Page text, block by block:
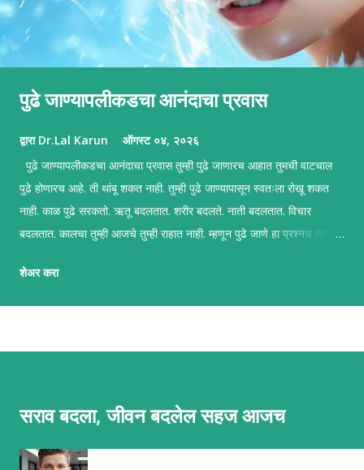
पुढे जाण्यापलीकडचा आनंदाचा प्रवास
द्वारा Dr.Lal Karun ऑगस्ट ०४, २०२६
पुढे जाण्यापलीकडचा आनंदाचा प्रवास तुम्ही पुढे जाणारच आहात तुमची वाटचाल
पुढे होणारच आहे. ती थांबू शकत नाही. तुम्ही पुढे जाण्यापासून स्वतःला रोखू शकत
नाही. काळ पुढे सरकतो. ऋतू बदलतात. शरीर बदलते. नाती बदलतात. विचार
बदलतात. कालचा तुम्ही आजचे तुम्ही राहात नाही. म्हणून पुढे जाणे हा प्रश्नच नाही.
जण असे मानतात की जीवन म्हणजे सतत एखाद्या पुढच्या टप्प्यापर्यंत पोहोचण्याची
हसण्यात असतो. एखाद्या जुन्या मित्राच्या फोनमध्ये असतो. शांतपणे चालताना
तो आज अनुभवण्याऐवजी...
शेअर करा
सराव बदला, जीवन बदलेल सहज आजच